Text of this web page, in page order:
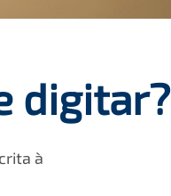
digitar?
à